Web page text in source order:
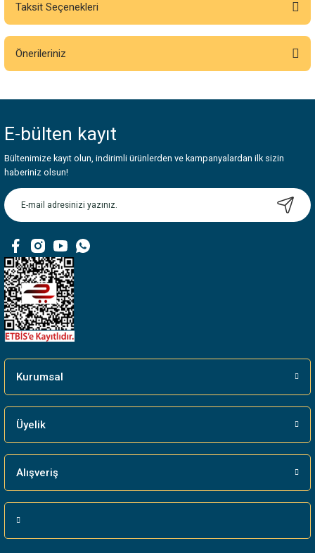
Bu ürüne ilk yorumu siz yapın!
Taksit Seçenekleri
Önerileriniz
Görüş ve önerileriniz için teşekkür ederiz.
Ürün resmi kalitesiz, bozuk veya görüntülenemiyor.
Ürün açıklamasında eksik bilgiler bulunuyor.
Ürün bilgilerinde hatalar bulunuyor.
Bu ürüne benzer farklı alternatifler olmalı.
E-bülten kayıt
Bültenimize kayıt olun, indirimli ürünlerden ve kampanyalardan ilk sizin
haberiniz olsun!
Kurumsal
Üyelik
Alışveriş